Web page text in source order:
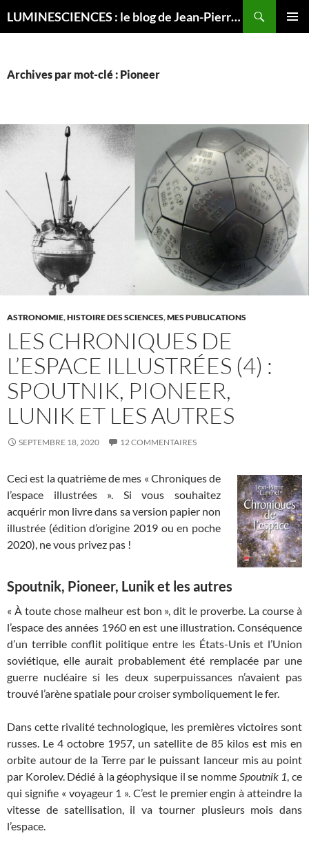
LUMINESCIENCES : le blog de Jean-Pierre LUMINET, astrophysicien
Archives par mot-clé : Pioneer
ASTRONOMIE,HISTOIRE DES SCIENCES,MES PUBLICATIONS
LES CHRONIQUES DE
L’ESPACE ILLUSTRÉES (4) :
SPOUTNIK, PIONEER,
LUNIK ET LES AUTRES
SEPTEMBRE 18, 2020 12 COMMENTAIRES
Ceci est la quatrième de mes « Chroniques de
l’espace illustrées ». Si vous souhaitez
acquérir mon livre dans sa version papier non
illustrée (édition d’origine 2019 ou en poche
2020), ne vous privez pas !
Spoutnik, Pioneer, Lunik et les autres
« À toute chose malheur est bon », dit le proverbe. La course à
l’espace des années 1960 en est une illustration. Conséquence
d’un terrible conflit politique entre les États-Unis et l’Union
soviétique, elle aurait probablement été remplacée par une
guerre nucléaire si les deux superpuissances n’avaient pas
trouvé l’arène spatiale pour croiser symboliquement le fer.
Dans cette rivalité technologique, les premières victoires sont
russes. Le 4 octobre 1957, un satellite de 85 kilos est mis en
orbite autour de la Terre par le puissant lanceur mis au point
par Korolev. Dédié à la géophysique il se nomme Spoutnik 1, ce
qui signifie « voyageur 1 ». C’est le premier engin à atteindre la
vitesse de satellisation, il va tourner plusieurs mois dans
l’espace.